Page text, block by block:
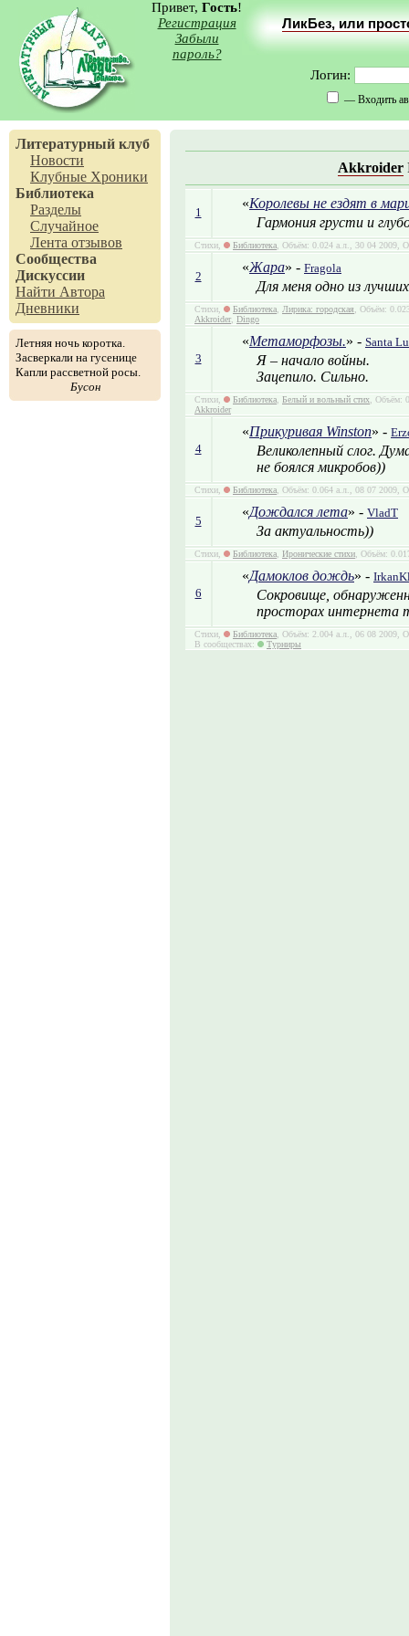
Привет, Гость!
Регистрация
Забыли
пароль?
ЛикБез, или
Логин:
— Входить
Литературный клуб
Новости
Клубные Хроники
Библиотека
Разделы
Случайное
Лента отзывов
Сообщества
Дискуссии
Найти Автора
Дневники
Летняя ночь коротка.
Засверкали на гусенице
Капли рассветной росы.
Бусон
Akkroider
1
«Королевы не ездят в
Гармония грусти и
Стихи, Библиотека , Объём: 0.024 а.л., 30 04 2009,
2
«Жара» - Fragola
Для меня одно из
Стихи, Библиотека Лирика: городская , Объём:
Akkroider, Dingo
3
«Метаморфозы.» - Santa
Я – начало войны.
Зацепило. Сильно.
Стихи, Библиотека Белый и вольный стих , Объём:
Akkroider
4
«Прикуривая Winston» -
Великолепный слог.
не боялся микробов))
Стихи, Библиотека , Объём: 0.064 а.л., 08 07 2009,
5
«Дождался лета» - VladT
За актуальность))
Стихи, Библиотека Иронические стихи , Объём:
6
«Дамоклов дождь» -
Сокровище,
просторах интернета
Стихи, Библиотека , Объём: 2.004 а.л., 06 08 2009,
В сообществах:
Турниры